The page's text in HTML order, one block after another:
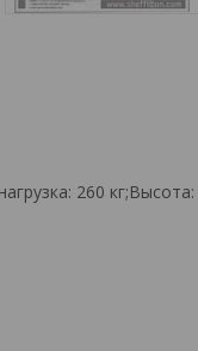
260 кг;Высота: